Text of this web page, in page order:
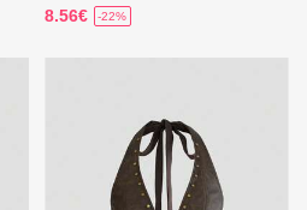
8.56€ -22%